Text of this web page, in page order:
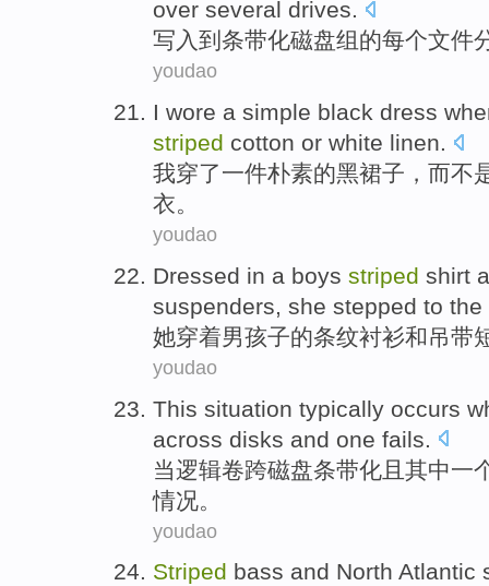
over several drives.
写入到 条带化磁盘组的每个文件
youdao
I wore a simple black dress
striped cotton or white linen.
我穿了一件朴素的黑裙子 ，而不
衣。
youdao
Dressed in a boys striped shirt
suspenders, she stepped to the
她穿着男孩子的条纹衬衫和吊带
youdao
This situation typically occurs
across disks and one fails
当逻辑卷跨磁盘条带化且 其中一
情况。
youdao
Striped bass and North Atlantic